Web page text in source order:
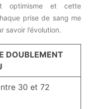
optimisme et cette
prise de sang me
savoir l’évolution.
DOUBLEMENT
30 et 72